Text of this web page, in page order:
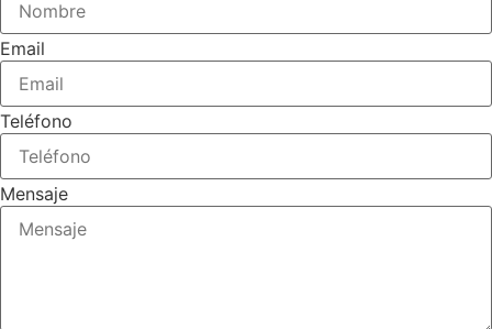
Email
Teléfono
Mensaje